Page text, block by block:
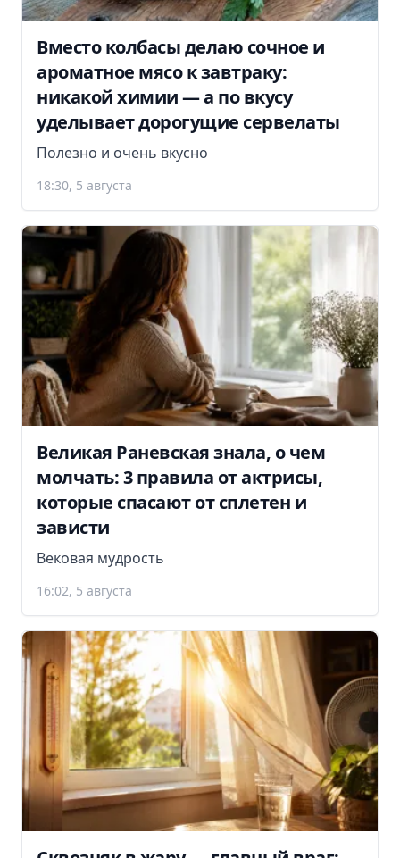
Вместо колбасы делаю сочное и
ароматное мясо к завтраку:
никакой химии — а по вкусу
уделывает дорогущие сервелаты
Полезно и очень вкусно
18:30, 5 августа
Великая Раневская знала, о чем
молчать: 3 правила от актрисы,
которые спасают от сплетен и
зависти
Вековая мудрость
16:02, 5 августа